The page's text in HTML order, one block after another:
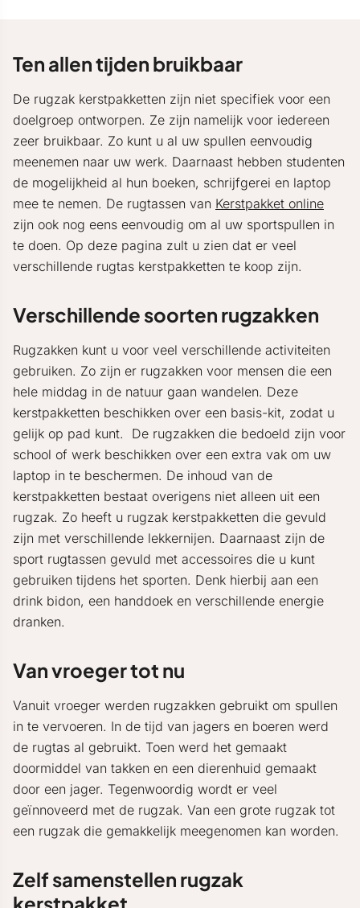
Ten allen tijden bruikbaar
De rugzak kerstpakketten zijn niet specifiek voor een
doelgroep ontworpen. Ze zijn namelijk voor iedereen
zeer bruikbaar. Zo kunt u al uw spullen eenvoudig
meenemen naar uw werk. Daarnaast hebben studenten
de mogelijkheid al hun boeken, schrijfgerei en laptop
mee te nemen. De rugtassen van Kerstpakket online
zijn ook nog eens eenvoudig om al uw sportspullen in
te doen. Op deze pagina zult u zien dat er veel
verschillende rugtas kerstpakketten te koop zijn.
Verschillende soorten rugzakken
Rugzakken kunt u voor veel verschillende activiteiten
gebruiken. Zo zijn er rugzakken voor mensen die een
hele middag in de natuur gaan wandelen. Deze
kerstpakketten beschikken over een basis-kit, zodat u
gelijk op pad kunt. De rugzakken die bedoeld zijn voor
school of werk beschikken over een extra vak om uw
laptop in te beschermen. De inhoud van de
kerstpakketten bestaat overigens niet alleen uit een
rugzak. Zo heeft u rugzak kerstpakketten die gevuld
zijn met verschillende lekkernijen. Daarnaast zijn de
sport rugtassen gevuld met accessoires die u kunt
gebruiken tijdens het sporten. Denk hierbij aan een
drink bidon, een handdoek en verschillende energie
dranken.
Van vroeger tot nu
Vanuit vroeger werden rugzakken gebruikt om spullen
in te vervoeren. In de tijd van jagers en boeren werd
de rugtas al gebruikt. Toen werd het gemaakt
doormiddel van takken en een dierenhuid gemaakt
door een jager. Tegenwoordig wordt er veel
geïnnoveerd met de rugzak. Van een grote rugzak tot
een rugzak die gemakkelijk meegenomen kan worden.
Zelf samenstellen rugzak
kerstpakket